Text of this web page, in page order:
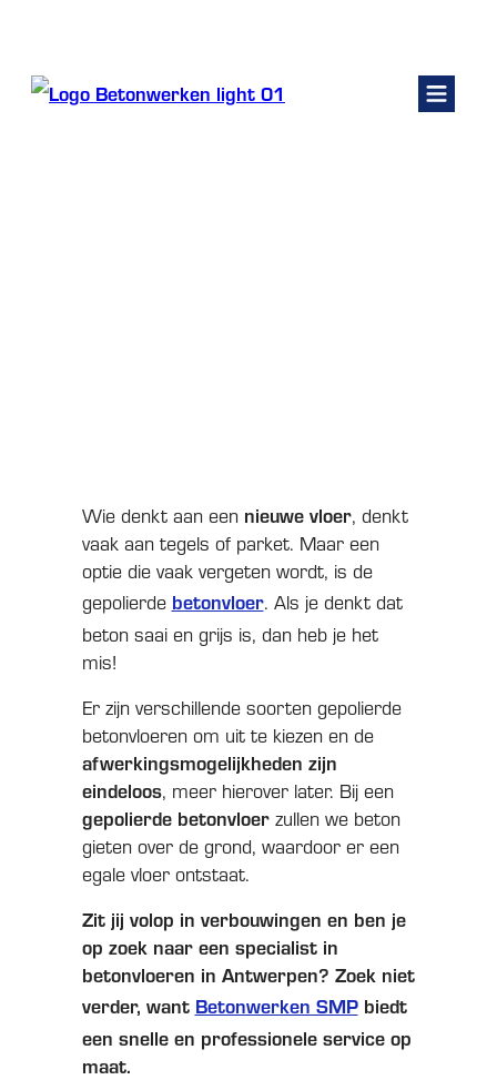
Wie denkt aan een nieuwe vloer, denkt
vaak aan tegels of parket. Maar een
optie die vaak vergeten wordt, is de
gepolierde betonvloer. Als je denkt dat
beton saai en grijs is, dan heb je het
mis!
Er zijn verschillende soorten gepolierde
betonvloeren om uit te kiezen en de
afwerkingsmogelijkheden zijn
eindeloos, meer hierover later. Bij een
gepolierde betonvloerzullen we beton
gieten over de grond, waardoor er een
egale vloer ontstaat.
Zit jij volop in verbouwingen en ben je
op zoek naar een specialist in
betonvloeren in Antwerpen? Zoek niet
verder, want Betonwerken SMPbiedt
een snelle en professionele service op
maat.